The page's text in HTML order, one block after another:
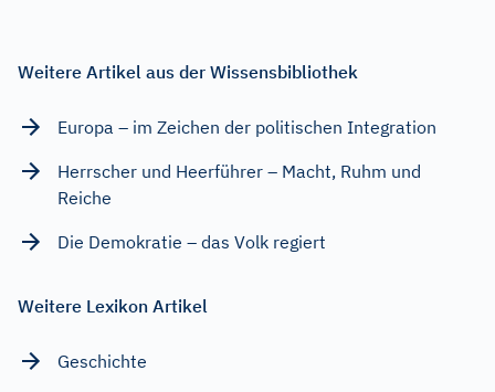
Weitere Artikel aus der Wissensbibliothek
Europa – im Zeichen der politischen Integration
Herrscher und Heerführer – Macht, Ruhm und
Reiche
Die Demokratie – das Volk regiert
Weitere Lexikon Artikel
Geschichte